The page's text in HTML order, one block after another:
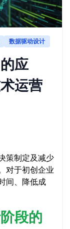
数据驱动设计
应
运营
策制定及减少
对于初创企业
间、降低成
段的